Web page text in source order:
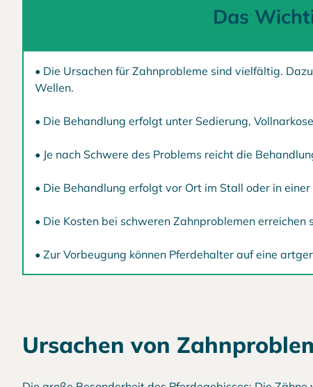
Das
• Die Ursachen für Zahnprobleme sind vielfältig.
Wellen.
• Die Behandlung erfolgt unter Sedierung,
• Je nach Schwere des Problems reicht die
• Die Behandlung erfolgt vor Ort im Stall oder in einer
• Die Kosten bei schweren Zahnproblemen
• Zur Vorbeugung können Pferdehalter auf eine
Ursachen von